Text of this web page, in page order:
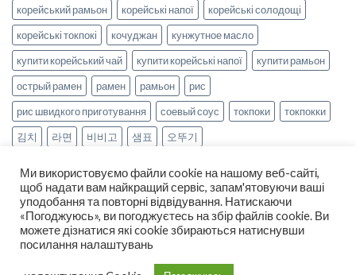
корейський рамьон
корейські напої
корейські солодощі
корейські токпокі
кочуджан
кунжутное масло
купити корейський чай
купити корейські напої
купити рамьон
острый рамен
рамен рамьон
рис
рис швидкого приготування
соевый соус токпоки
токпокки
김치
라면 비비고 샘표 오뚜기
НОВИНИ РЕЦЕПТИ
ОПЛАТА ТА ДОСТАВКА
ДОГОВІР ОФЕРТИ
Ми використовуємо файли cookie на нашому веб-сайті,
щоб надати вам найкращий сервіс, запам'ятовуючи ваші
уподобання та повторні відвідування. Натискаючи
«Погоджуюсь», ви погоджуєтесь на збір файлів cookie. Ви
можете дізнатися які cookie збираються натиснувши
посилання налаштувань